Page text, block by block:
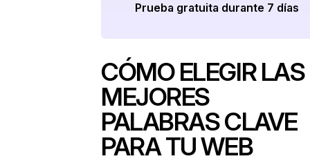
Prueba gratuita durante 7 días
CÓMO ELEGIR LAS
MEJORES
PALABRAS CLAVE
PARA TU WEB